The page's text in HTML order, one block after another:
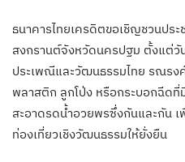
ธนาคารไทยเครดิตขอเชิญชวนปร
สงกรานต์จังหวัดนครปฐม ตั้งแต่วั
ประเพณีและวัฒนธรรมไทย รณรง
พลาสติก ลูกโป่ง หรือกระบอกฉีดที่
สะอาดรดน้ำอวยพรซึ่งกันและกัน
ท่องเที่ยวเชิงวัฒนธรรมให้ยั่งยืน